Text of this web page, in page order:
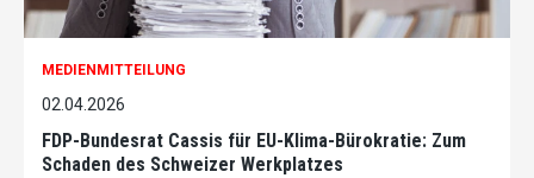
MEDIENMITTEILUNG
02.04.2026
FDP-Bundesrat Cassis für EU-Klima-Bürokratie: Zum
Schaden des Schweizer Werkplatzes